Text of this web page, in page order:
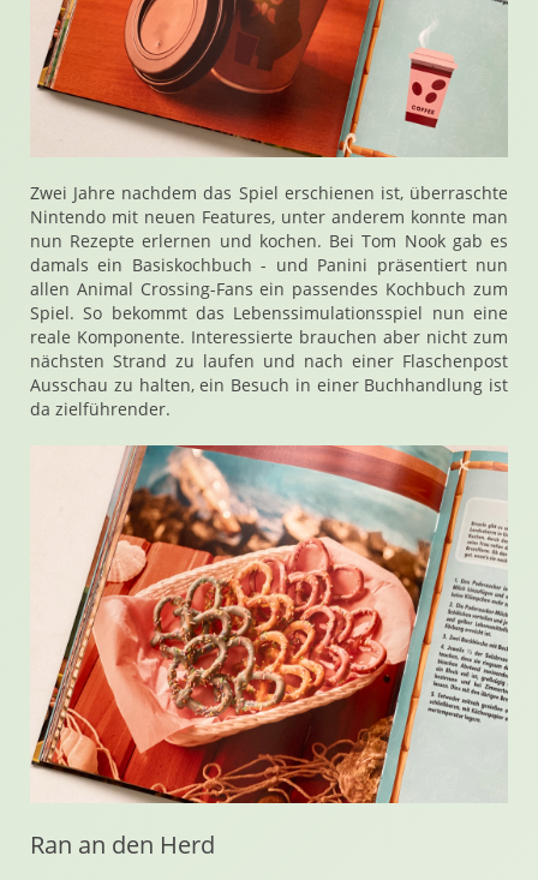
Zwei Jahre nachdem das Spiel erschienen ist, überraschte
Nintendo mit neuen Features, unter anderem konnte man
nun Rezepte erlernen und kochen. Bei Tom Nook gab es
damals ein Basiskochbuch - und Panini präsentiert nun
allen Animal Crossing-Fans ein passendes Kochbuch zum
Spiel. So bekommt das Lebenssimulationsspiel nun eine
reale Komponente. Interessierte brauchen aber nicht zum
nächsten Strand zu laufen und nach einer Flaschenpost
Ausschau zu halten, ein Besuch in einer Buchhandlung ist
da zielführender.
Ran an den Herd